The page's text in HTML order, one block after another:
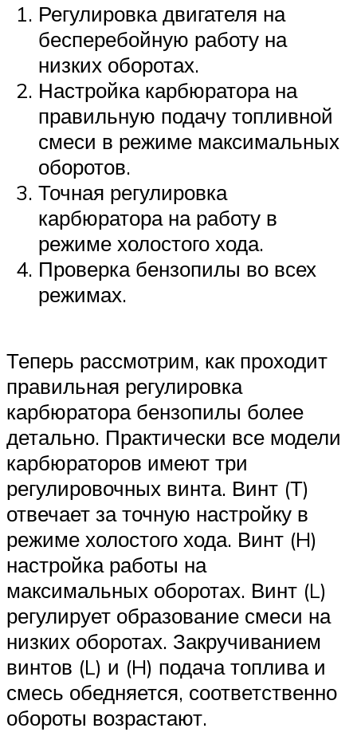
Регулировка двигателя на
бесперебойную работу на
низких оборотах.
Настройка карбюратора на
правильную подачу топливной
смеси в режиме максимальных
оборотов.
Точная регулировка
карбюратора на работу в
режиме холостого хода.
Проверка бензопилы во всех
режимах.
Теперь рассмотрим, как проходит
правильная регулировка
карбюратора бензопилы более
детально. Практически все модели
карбюраторов имеют три
регулировочных винта. Винт (Т)
отвечает за точную настройку в
режиме холостого хода. Винт (H)
настройка работы на
максимальных оборотах. Винт (L)
регулирует образование смеси на
низких оборотах. Закручиванием
винтов (L) и (H) подача топлива и
смесь обедняется, соответственно
обороты возрастают.